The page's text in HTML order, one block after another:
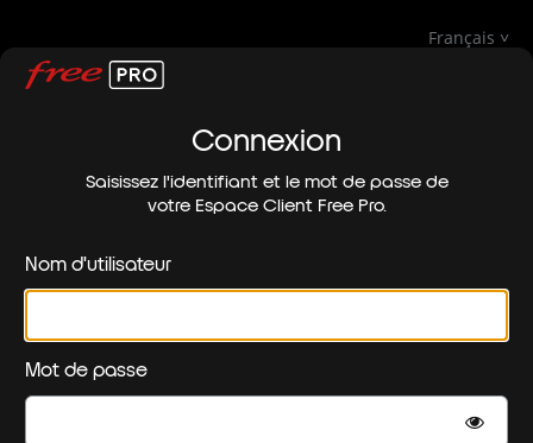
Français
Connexion
Saisissez l'identifiant et le mot de passe de
votre Espace Client Free Pro.
Nom d'utilisateur
Mot de passe